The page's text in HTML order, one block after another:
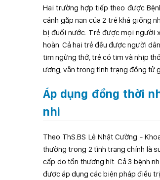
Hai trường hợp tiếp theo được
cảnh gặp nạn của 2 trẻ khá giống
bị đuối nước. Trẻ được mọi người
hoàn. Cả hai trẻ đều được người
tim ngừng thở, trẻ có tim và nhịp
ương, vẫn trong tình trạng đồng tử
Áp dụng đồng thời
nhi
Theo ThS.BS Lê Nhật Cường -
thường trong 2 tình trạng chính là
cấp do tổn thương hít. Cả 3 bệnh
được áp dụng các biện pháp điều